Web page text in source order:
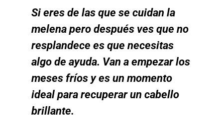
Si eres de las que se cuidan la
melena pero después ves que no
resplandece es que necesitas
algo de ayuda. Van a empezar los
meses fríos y es un momento
ideal para recuperar un cabello
brillante.